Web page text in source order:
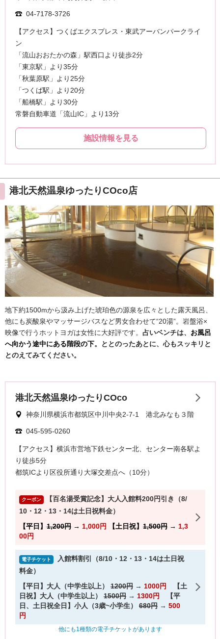
港北天然温泉ゆったりCOco店
地下約1500mから汲み上げた琥珀色の源泉を広々とした露天風呂、
他にも炭酸泉やマッサージバスなど男女合わせて“20湯”。岩盤浴×
映像で行うホットヨガは女性に大好評です。 占いベンチは、 お風呂
へ向かう途中にある階段の下。ととのったあとに、心もスッキリと
とのえてみてください。